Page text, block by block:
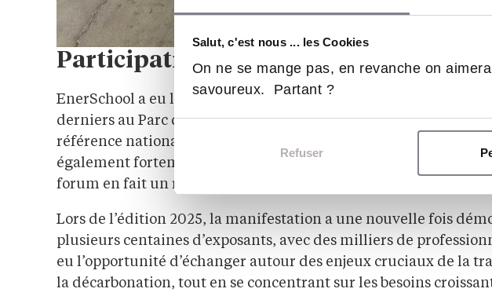
Salut, c'est nous ... les Cookies
On ne se mange pas, en revanche on
savoureux. Partant ?
Refuser
Participation d’EnerSchool au Salon
EnerSchool a eu l’opportunité de participer au salon EnerGaïa,
derniers au Parc des Expositions de Montpellier. Cet
référence nationale dans le domaine des énergies
également fortement intéressé par le secteur du
forum en fait un rendez-vous incontournable pour les
Lors de l’édition 2025, la manifestation a une nouvelle fois
plusieurs centaines d’exposants, avec des milliers de
eu l’opportunité d’échanger autour des enjeux cruciaux de la
la décarbonation, tout en se concentrant sur les besoins